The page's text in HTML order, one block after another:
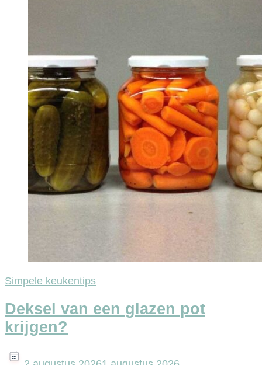
Simpele keukentips
Deksel van een glazen pot
krijgen?